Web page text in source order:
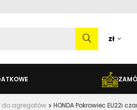
zł
do agregatów HONDA Pokrowiec EU22i